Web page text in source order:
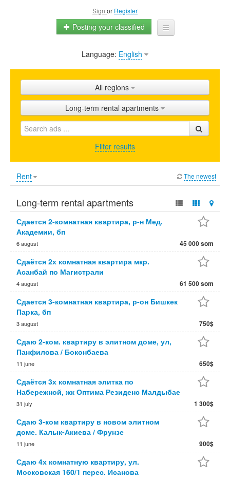
Sign or Register
Posting your classified
Home
Shops
Promotion
FAQ
Language: English
All regions
Long-term rental apartments
Filter results
Rent The newest
Long-term rental apartments
Сдается 2-комнатная квартира, р-н Мед.
Академии, бп
6 august 45 000 som
Сдаётся 2х комнатная квартира мкр.
Асанбай по Магистрали
4 august 61 500 som
Сдается 3-комнатная квартира, р-он Бишкек
Парка, бп
3 august 750$
Сдаю 2-ком. квартиру в элитном доме, ул,
Панфилова / Боконбаева
11 june 650$
Сдаётся 3х комнатная элитка по
Набережной, жк Оптима Резиденс Малдыбае
31 july 1 300$
Сдаю 3-ком квартиру в новом элитном
доме. Калык-Акиева / Фрунзе
11 june 900$
Сдаю 4х комнатную квартиру, ул.
Московская 160/1 перес. Исанова